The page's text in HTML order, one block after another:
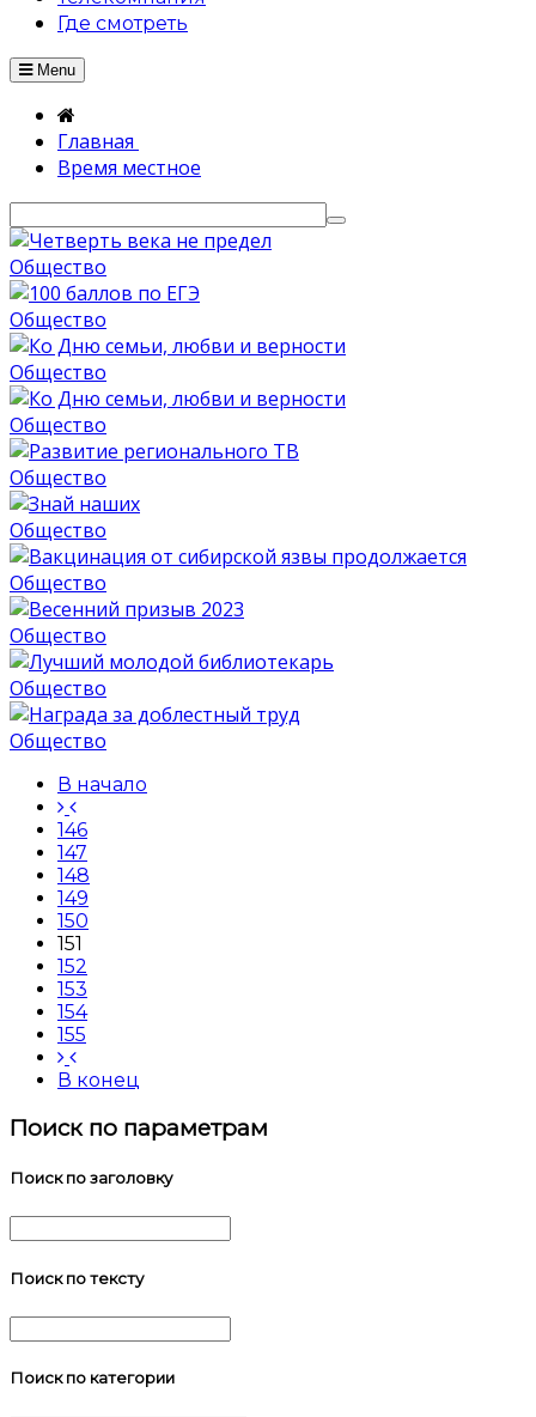
Где смотреть
Menu
Главная
Время местное
Общество
Общество
Общество
Общество
Общество
Общество
Общество
Общество
Общество
Общество
В начало
146
147
148
149
150
151
152
153
154
155
В конец
Поиск по параметрам
Поиск по заголовку
Поиск по тексту
Поиск по категории